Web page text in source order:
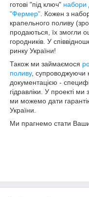
готові "під ключ" набори
"Фермер" . Кожен з
крапельного поливу
продаються, їх змогли
городників. У
ринку України!
Також ми займаємося
поливу, супроводжуючи
документацією -
гідравліки. У проекті ми
ми можемо дати
України.
Ми прагнемо стати